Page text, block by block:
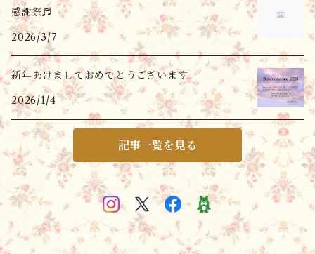
感謝祭♬
2026/3/7
新年あけましておめでとうございます
2026/1/4
記事一覧を見る